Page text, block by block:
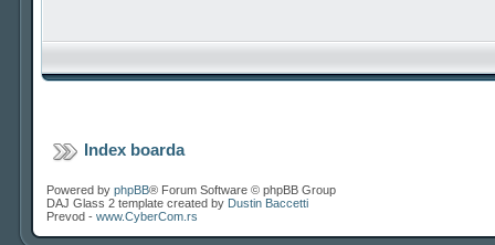
Index boarda
Powered by phpBB® Forum Software © phpBB Group
DAJ Glass 2 template created by Dustin Baccetti
Prevod - www.CyberCom.rs